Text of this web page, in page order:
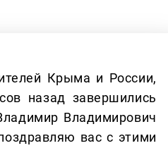
Крыма и России,
назад завершились
Владимирович
вас с этими